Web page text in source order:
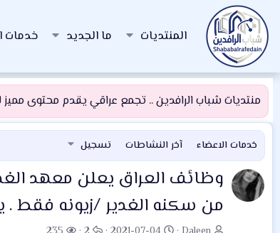
المنتديات ما الجديد خدمات
منتديات شباب الرافدين .. تجمع عراقي يقدم محتوى مميز
خدمات الاعضاء آخر النشاطات تسجيل
وظائف العراق يعلن معهد
من سكنه الغدير /زيونه فقط